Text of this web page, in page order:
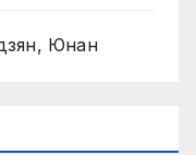
Юнан